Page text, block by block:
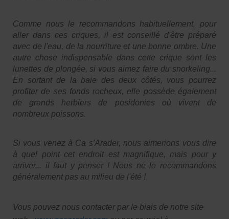
Comme nous le recommandons habituellement, pour
aller dans ces criques, il est conseillé d'être préparé
avec de l'eau, de la nourriture et une bonne ombre. Une
autre chose indispensable dans cette crique sont les
lunettes de plongée, si vous aimez faire du snorkeling...
En sortant de la baie des deux côtés, vous pourrez
profiter de ses fonds rocheux, elle possède également
de grands herbiers de posidonies où vivent de
nombreux poissons.
Si vous venez à Ca s'Arader, nous aimerions vous dire
à quel point cet endroit est magnifique, mais pour y
arriver... il faut y penser ! Nous ne le recommandons
généralement pas au milieu de l'été !
Vous pouvez nous contacter par le biais de notre site